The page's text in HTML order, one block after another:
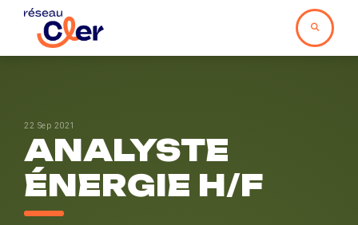
22 Sep 2021
ANALYSTE
ÉNERGIE H/F